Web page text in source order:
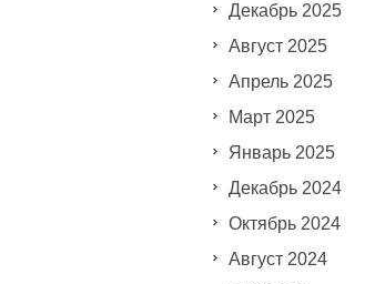
Декабрь 2025
Август 2025
Апрель 2025
Март 2025
Январь 2025
Декабрь 2024
Октябрь 2024
Август 2024